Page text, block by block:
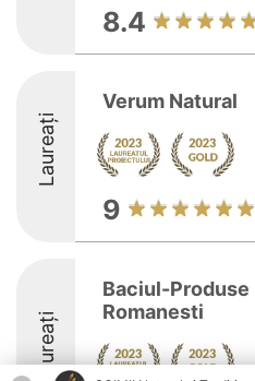
8.4
Laureați
Verum Natural
9
Laureați
Baciul-Produse
Romanesti